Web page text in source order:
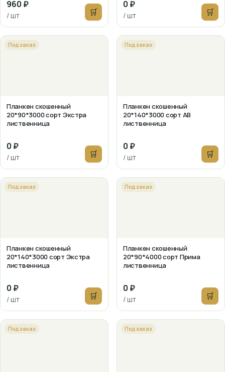
960 ₽
/ шт 🛒
0 ₽
/ шт 🛒
Под заказ
Планкен скошенный
20*90*3000 сорт Экстра
лиственница
0 ₽
/ шт 🛒
Под заказ
Планкен скошенный
20*140*3000 сорт АВ
лиственница
0 ₽
/ шт 🛒
Под заказ
Планкен скошенный
20*140*3000 сорт Экстра
лиственница
0 ₽
/ шт 🛒
Под заказ
Планкен скошенный
20*90*4000 сорт Прима
лиственница
0 ₽
/ шт 🛒
Под заказ Под заказ